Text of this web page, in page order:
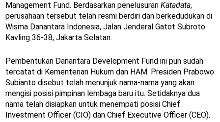
Management Fund. Berdasarkan penelusuran Katadata,
perusahaan tersebut telah resmi berdiri dan berkedudukan di
Wisma Danantara Indonesia, Jalan Jenderal Gatot Subroto
Kavling 36-38, Jakarta Selatan.
Pembentukan Danantara Development Fund ini pun sudah
tercatat di Kementerian Hukum dan HAM. Presiden Prabowo
Subianto disebut telah menunjuk nama-nama yang akan
mengisi posisi pimpinan lembaga baru itu. Setidaknya dua
nama telah disiapkan untuk menempati posisi Chief
Investment Officer (CIO) dan Chief Executive Officer (CEO).